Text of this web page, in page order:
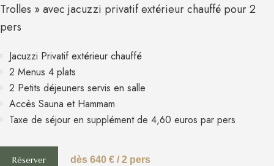
Trolles » avec jacuzzi privatif extérieur chauffé pour 2
pers
Jacuzzi Privatif extérieur chauffé
2 Menus 4 plats
2 Petits déjeuners servis en salle
Accès Sauna et Hammam
Taxe de séjour en supplément de 4,60 euros par pers​
Réserver dès 640 € / 2 pers